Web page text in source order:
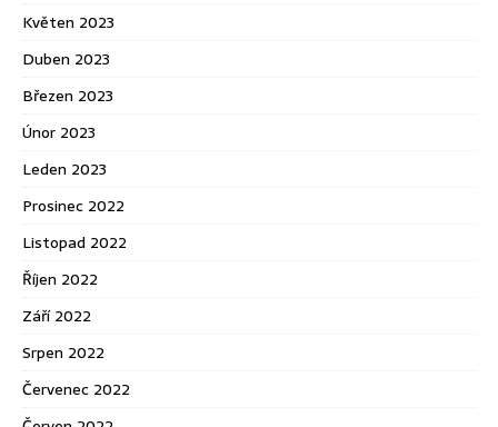
Květen 2023
Duben 2023
Březen 2023
Únor 2023
Leden 2023
Prosinec 2022
Listopad 2022
Říjen 2022
Září 2022
Srpen 2022
Červenec 2022